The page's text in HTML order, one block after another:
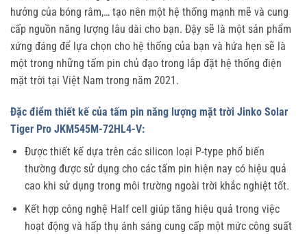
hưởng của bóng râm,… tạo nên một hệ thống mạnh mẽ và cung
cấp nguồn năng lượng lâu dài cho bạn. Đậy sẽ là một sản phẩm
xứng đáng để lựa chọn cho hệ thống của bạn và hứa hẹn sẽ là
một trong những tấm pin chủ đạo trong lắp đặt hệ thống điện
mặt trời tại Việt Nam trong năm 2021.
Đặc điểm thiết kế của tấm pin năng lượng mặt trời Jinko Solar
Tiger Pro JKM545M-72HL4-V:
Được thiết kế dựa trên các silicon loại P-type phổ biến
thường được sử dụng cho các tấm pin hiện nay có hiệu quả
cao khi sử dụng trong môi trường ngoài trời khắc nghiệt tốt.
Kết hợp công nghệ Half cell giúp tăng hiệu quả trong việc
hoạt động và hấp thụ ánh sáng cung cấp một mức công suất